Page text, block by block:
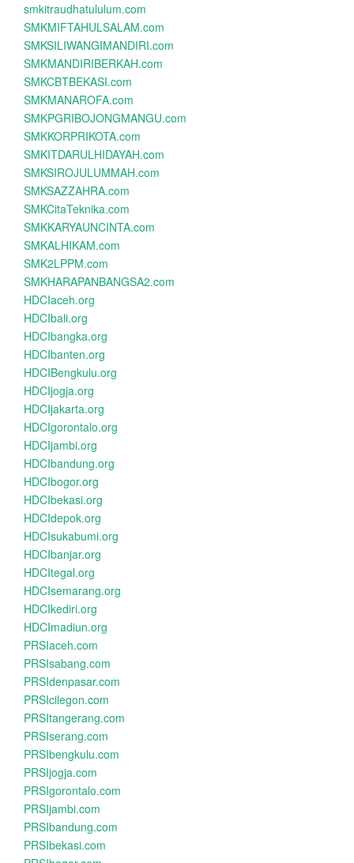
smkitraudhatululum.com
SMKMIFTAHULSALAM.com
SMKSILIWANGIMANDIRI.com
SMKMANDIRIBERKAH.com
SMKCBTBEKASI.com
SMKMANAROFA.com
SMKPGRIBOJONGMANGU.com
SMKKORPRIKOTA.com
SMKITDARULHIDAYAH.com
SMKSIROJULUMMAH.com
SMKSAZZAHRA.com
SMKCitaTeknika.com
SMKKARYAUNCINTA.com
SMKALHIKAM.com
SMK2LPPM.com
SMKHARAPANBANGSA2.com
HDCIaceh.org
HDCIbali.org
HDCIbangka.org
HDCIbanten.org
HDCIBengkulu.org
HDCIjogja.org
HDCIjakarta.org
HDCIgorontalo.org
HDCIjambi.org
HDCIbandung.org
HDCIbogor.org
HDCIbekasi.org
HDCIdepok.org
HDCIsukabumi.org
HDCIbanjar.org
HDCItegal.org
HDCIsemarang.org
HDCIkediri.org
HDCImadiun.org
PRSIaceh.com
PRSIsabang.com
PRSIdenpasar.com
PRSIcilegon.com
PRSItangerang.com
PRSIserang.com
PRSIbengkulu.com
PRSIjogja.com
PRSIgorontalo.com
PRSIjambi.com
PRSIbandung.com
PRSIbekasi.com